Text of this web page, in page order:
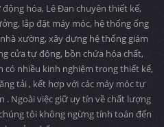
hóa, Lê Đan chuyên thiết kế,
lắp đặt máy móc, hệ thống ống
xường, xây dựng hệ thống giám
cửa tự động, bồn chứa hóa chất,
có nhiều kinh nghiệm trong thiết kế,
tải , kết hợp với các máy móc tự
. Ngoài việc giữ uy tín về chất lượng
tôi không ngừng tính toán đến